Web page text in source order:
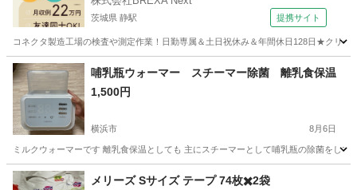
茨城県 静駅 提携サイト
コネクタ製造工場の検査や測定作業！日勤専属＆土日祝休み＆年間休日128日★クリ
茨城 常陸大宮市 静駅
哺乳瓶ウォーマー スチーマー除菌 離乳食保温
1,500円
横浜市 8月6日
ミルクウォーマーです 離乳食保温としても 主にスチーマーとして哺乳瓶の除菌をして
神奈川 横浜市 ベビー用品メリーズ Sサイズ テープ 74枚✖️2袋